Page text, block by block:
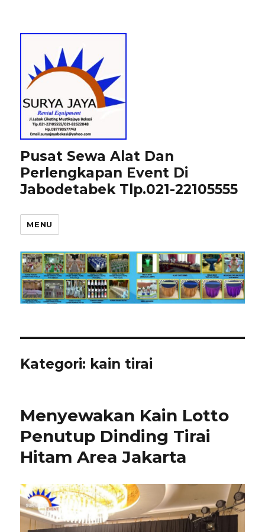
Pusat Sewa Alat Dan
Perlengkapan Event Di
Jabodetabek Tlp.021-22105555
MENU
Kategori: kain tirai
Menyewakan Kain Lotto
Penutup Dinding Tirai
Hitam Area Jakarta